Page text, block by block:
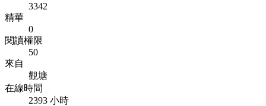
3342
精華
0
閱讀權限
50
來自
觀塘
在線時間
2393 小時